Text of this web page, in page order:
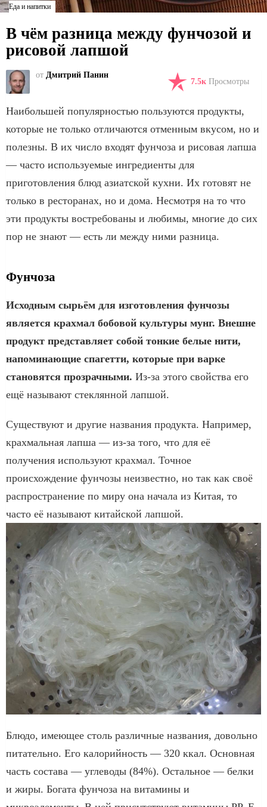
Еда и напитки
В чём разница между фунчозой и
рисовой лапшой
от Дмитрий Панин
7.5к Просмотры
Наибольшей популярностью пользуются продукты,
которые не только отличаются отменным вкусом, но и
полезны. В их число входят фунчоза и рисовая лапша
— часто используемые ингредиенты для
приготовления блюд азиатской кухни. Их готовят не
только в ресторанах, но и дома. Несмотря на то что
эти продукты востребованы и любимы, многие до сих
пор не знают — есть ли между ними разница.
Фунчоза
Исходным сырьём для изготовления фунчозы
является крахмал бобовой культуры мунг. Внешне
продукт представляет собой тонкие белые нити,
напоминающие спагетти, которые при варке
становятся прозрачными. Из-за этого свойства его
ещё называют стеклянной лапшой.
Существуют и другие названия продукта. Например,
крахмальная лапша — из-за того, что для её
получения используют крахмал. Точное
происхождение фунчозы неизвестно, но так как своё
распространение по миру она начала из Китая, то
часто её называют китайской лапшой.
Блюдо, имеющее столь различные названия, довольно
питательно. Его калорийность — 320 ккал. Основная
часть состава — углеводы (84%). Остальное — белки
и жиры. Богата фунчоза на витамины и